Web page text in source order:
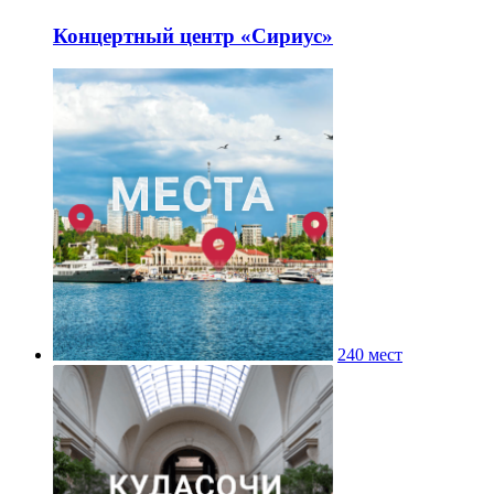
Концертный центр «Сириус»
240 мест